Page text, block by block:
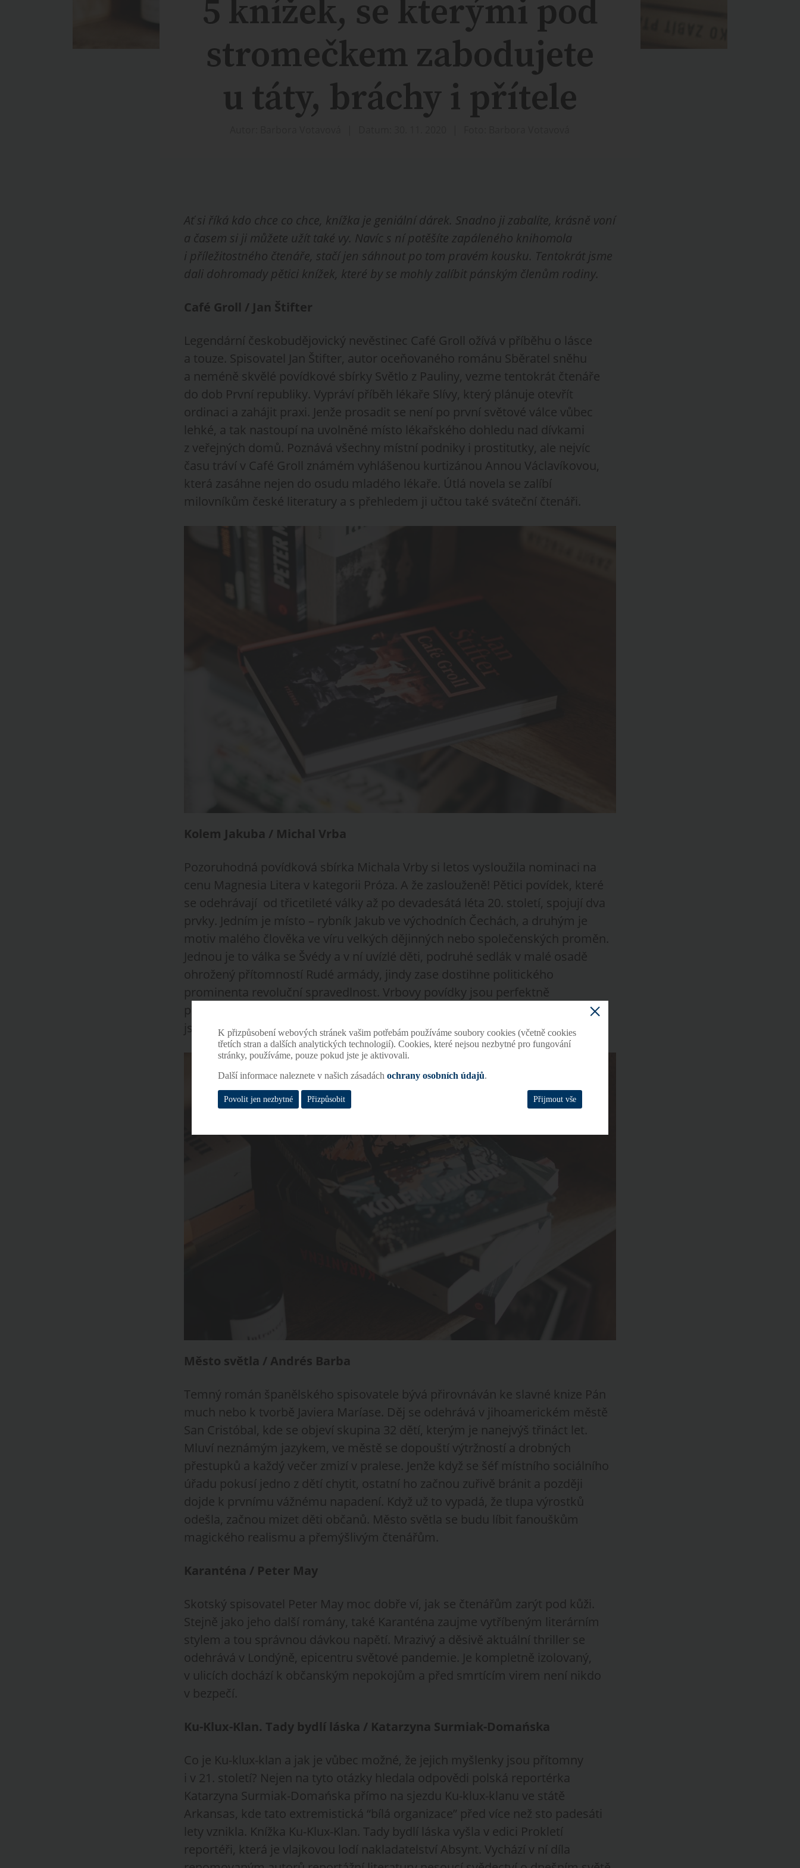
5 knížek, se kterými pod
stromečkem zabodujete
u táty, bráchy i přítele
Ať si říká kdo chce co chce, knížka je geniální dárek. Snadno ji zabalíte, krásně voní
a časem si ji můžete užít také vy. Navíc s ní potěšíte zapáleného knihomola
i příležitostného čtenáře, stačí jen sáhnout po tom pravém kousku. Tentokrát jsme
dali dohromady pětici knížek, které by se mohly zalíbit pánským členům rodiny.
Café Groll / Jan Štifter
Legendární českobudějovický nevěstinec Café Groll ožívá v příběhu o lásce
a touze. Spisovatel Jan Štifter, autor oceňovaného románu Sběratel sněhu
a neméně skvělé povídkové sbírky Světlo z Pauliny, vezme tentokrát čtenáře
do dob První republiky. Vypráví příběh lékaře Slívy, který plánuje otevřít
ordinaci a zahájit praxi. Jenže prosadit se není po první světové válce vůbec
lehké, a tak nastoupí na uvolněné místo lékařského dohledu nad dívkami
z veřejných domů. Poznává všechny místní podniky i prostitutky, ale nejvíc
času tráví v Café Groll známém vyhlášenou kurtizánou Annou Václavíkovou,
která zasáhne nejen do osudu mladého lékaře. Útlá novela se zalíbí
milovníkům české literatury a s přehledem ji učtou také sváteční čtenáři.
Kolem Jakuba / Michal Vrba
Pozoruhodná povídková sbírka Michala Vrby si letos vysloužila nominaci na
cenu Magnesia Litera v kategorii Próza. A že zaslouženě! Pětici povídek, které
se odehrávají od třicetileté války až po devadesátá léta 20. století, spojují dva
prvky. Jedním je místo – rybník Jakub ve východních Čechách, a druhým je
motiv malého člověka ve víru velkých dějinných nebo společenských proměn.
Jednou je to válka se Švédy a v ní uvízlé děti, podruhé sedlák v malé osadě
ohrožený přítomností Rudé armády, jindy zase dostihne politického
prominenta revoluční spravedlnost. Vrbovy povídky jsou perfektně
propracované, kladou spoustu otázek o dějinách i lidské existenci a zároveň
jsou čtenářsky velmi přístupné.
Město světla / Andrés Barba
Temný román španělského spisovatele bývá přirovnáván ke slavné knize Pán
much nebo k tvorbě Javiera Maríase. Děj se odehrává v jihoamerickém městě
San Cristóbal, kde se objeví skupina 32 dětí, kterým je nanejvýš třináct let.
Mluví neznámým jazykem, ve městě se dopouští výtržností a drobných
přestupků a každý večer zmizí v pralese. Jenže když se šéf místního sociálního
úřadu pokusí jedno z dětí chytit, ostatní ho začnou zuřivě bránit a později
dojde k prvnímu vážnému napadení. Když už to vypadá, že tlupa výrostků
odešla, začnou mizet děti občanů. Město světla se budu líbit fanouškům
magického realismu a přemýšlivým čtenářům.
Karanténa / Peter May
Skotský spisovatel Peter May moc dobře ví, jak se čtenářům zarýt pod kůži.
Stejně jako jeho další romány, také Karanténa zaujme vytříbeným literárním
stylem a tou správnou dávkou napětí. Mrazivý a děsivě aktuální thriller se
odehrává v Londýně, epicentru světové pandemie. Je kompletně izolovaný,
v ulicích dochází k občanským nepokojům a před smrtícím virem není nikdo
v bezpečí.
Ku-Klux-Klan. Tady bydlí láska / Katarzyna Surmiak-Domańska
Co je Ku-klux-klan a jak je vůbec možné, že jejich myšlenky jsou přítomny
i v 21. století? Nejen na tyto otázky hledala odpovědi polská reportérka
Katarzyna Surmiak-Domańska přímo na sjezdu Ku-klux-klanu ve státě
Arkansas, kde tato extremistická “bílá organizace” před více než sto padesáti
lety vznikla. Knížka Ku-Klux-Klan. Tady bydlí láska vyšla v edici Prokletí
reportéři, která je vlajkovou lodí nakladatelství Absynt. Vychází v ní díla
K přizpůsobení webových stránek vašim potřebám používáme soubory cookies (včetně cookies
třetích stran a dalších analytických technologií). Cookies, které nejsou nezbytné pro fungování
stránky, používáme, pouze pokud jste je aktivovali.
Další informace naleznete v našich zásadách ochrany osobních údajů.
Povolit jen nezbytné Přizpůsobit Přijmout vše